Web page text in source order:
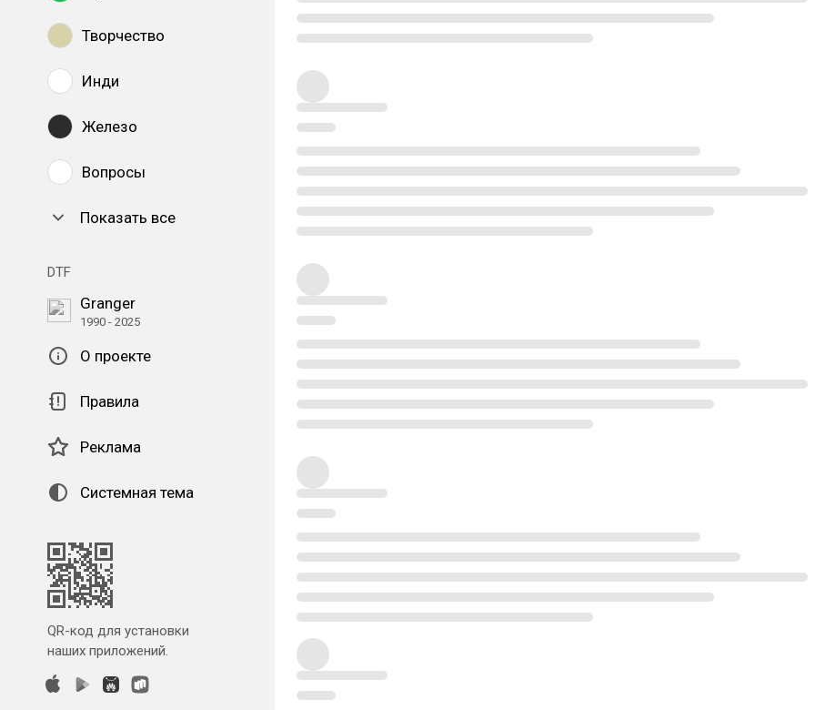
Творчество
Инди
Железо
Вопросы
Показать все
DTF
Granger
1990 - 2025
О проекте
Правила
Реклама
Системная тема
QR-код для установки
наших приложений.